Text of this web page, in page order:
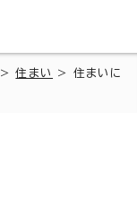
>住まい
> 住まいに